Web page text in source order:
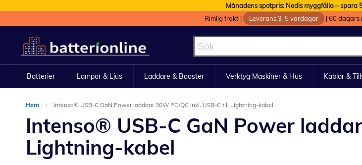
Månadens spotpris: Nedis myggfälla – spara
Rimlig frakt | Leverans 3-5 vardagar |60 dagars
till
innehållet
Batterier Lampor & Ljus Laddare & Booster Verktyg Maskiner & Hus Kablar &
Hem Intenso® USB-C GaN Power laddare 30W PD/QC inkl. USB-C till Lightning-kabel
Intenso® USB-C GaN Power
Lightning-kabel